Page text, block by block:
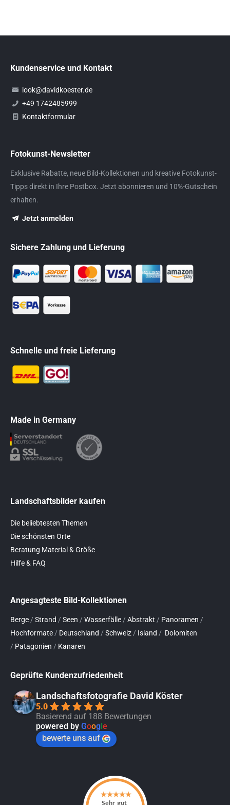
Kundenservice und Kontakt
look@davidkoester.de
+49 1742485999
Kontaktformular
Fotokunst-Newsletter
Exklusive Rabatte, neue Bild-Kollektionen und kreative Fotokunst-
Tipps direkt in Ihre Postbox. Jetzt abonnieren und 10%-Gutschein
erhalten.
Jetzt anmelden
Sichere Zahlung und Lieferung
Schnelle und freie Lieferung
Made in Germany
Landschaftsbilder kaufen
Die beliebtesten Themen
Die schönsten Orte
Beratung Material & Größe
Hilfe & FAQ
Angesagteste Bild-Kollektionen
Berge / Strand / Seen / Wasserfälle / Abstrakt / Panoramen /
Hochformate / Deutschland / Schweiz / Island / Dolomiten
/ Patagonien / Kanaren
Geprüfte Kundenzufriedenheit
Landschaftsfotografie David Köster
5.0
Basierend auf 188 Bewertungen
powered by Google
bewerte uns auf